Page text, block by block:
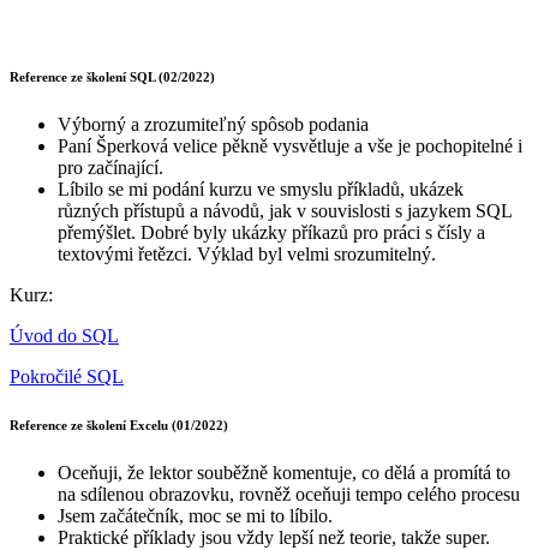
Reference ze školení SQL (02/2022)
Výborný a zrozumiteľný spôsob podania
Paní Šperková velice pěkně vysvětluje a vše je pochopitelné i
pro začínající.
Líbilo se mi podání kurzu ve smyslu příkladů, ukázek
různých přístupů a návodů, jak v souvislosti s jazykem SQL
přemýšlet. Dobré byly ukázky příkazů pro práci s čísly a
textovými řetězci. Výklad byl velmi srozumitelný.
Kurz:
Úvod do SQL
Pokročilé SQL
Reference ze školení Excelu (01/2022)
Oceňuji, že lektor souběžně komentuje, co dělá a promítá to
na sdílenou obrazovku, rovněž oceňuji tempo celého procesu
Jsem začátečník, moc se mi to líbilo.
Praktické příklady jsou vždy lepší než teorie, takže super.